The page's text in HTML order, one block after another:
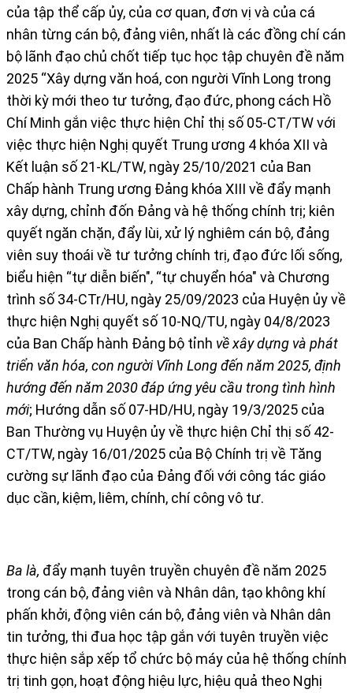
của tập thể cấp ủy, của cơ quan, đơn vị và của cá
nhân từng cán bộ, đảng viên, nhất là các đồng chí cán
bộ lãnh đạo chủ chốt tiếp tục học tập chuyên đề năm
2025 “Xây dựng văn hoá, con người Vĩnh Long trong
thời kỳ mới theo tư tưởng, đạo đức, phong cách Hồ
Chí Minh gắn việc thực hiện Chỉ thị số 05-CT/TW với
việc thực hiện Nghị quyết Trung ương 4 khóa XII và
Kết luận số 21-KL/TW, ngày 25/10/2021 của Ban
Chấp hành Trung ương Đảng khóa XIII về đẩy mạnh
xây dựng, chỉnh đốn Đảng và hệ thống chính trị; kiên
quyết ngăn chặn, đẩy lùi, xử lý nghiêm cán bộ, đảng
viên suy thoái về tư tưởng chính trị, đạo đức lối sống,
biểu hiện “tự diễn biến", “tự chuyển hóa" và Chương
trình số 34-CTr/HU, ngày 25/09/2023 của Huyện ủy về
thực hiện Nghị quyết số 10-NQ/TU, ngày 04/8/2023
của Ban Chấp hành Đảng bộ tỉnh về xây dựng và phát
triển văn hóa, con người Vĩnh Long đến năm 2025, định
hướng đến năm 2030 đáp ứng yêu cầu trong tình hình
mới; Hướng dẫn số 07-HD/HU, ngày 19/3/2025 của
Ban Thường vụ Huyện ủy về thực hiện Chỉ thị số 42-
CT/TW, ngày 16/01/2025 của Bộ Chính trị về Tăng
cường sự lãnh đạo của Đảng đối với công tác giáo
dục cần, kiệm, liêm, chính, chí công vô tư.
Ba là, đẩy mạnh tuyên truyền chuyên đề năm 2025
trong cán bộ, đảng viên và Nhân dân, tạo không khí
phấn khởi, động viên cán bộ, đảng viên và Nhân dân
tin tưởng, thi đua học tập gắn với tuyên truyền việc
thực hiện sắp xếp tổ chức bộ máy của hệ thống chính
trị tinh gọn, hoạt động hiệu lực, hiệu quả theo Nghị